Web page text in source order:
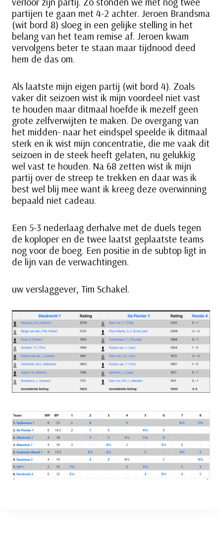
partijen te gaan met 4-2 achter. Jeroen Brandsma
(wit bord 8) sloeg in een gelijke stelling in het
belang van het team remise af. Jeroen kwam
vervolgens beter te staan maar tijdnood deed
hem de das om.
Als laatste mijn eigen partij (wit bord 4). Zoals
vaker dit seizoen wist ik mijn voordeel niet vast
te houden maar ditmaal hoefde ik mezelf geen
grote zelfverwijten te maken. De overgang van
het midden- naar het eindspel speelde ik ditmaal
sterk en ik wist mijn concentratie, die me vaak dit
seizoen in de steek heeft gelaten, nu gelukkig
wel vast te houden. Na 68 zetten wist ik mijn
partij over de streep te trekken en daar was ik
best wel blij mee want ik kreeg deze overwinning
bepaald niet cadeau.
Een 5-3 nederlaag derhalve met de duels tegen
de koploper en de twee laatst geplaatste teams
nog voor de boeg. Een positie in de subtop ligt in
de lijn van de verwachtingen.
uw verslaggever, Tim Schakel.